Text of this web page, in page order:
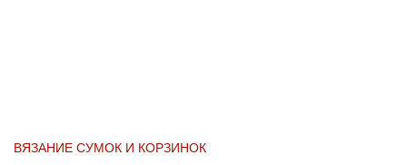
ВЯЗАНИЕ СУМОК И КОРЗИНОК